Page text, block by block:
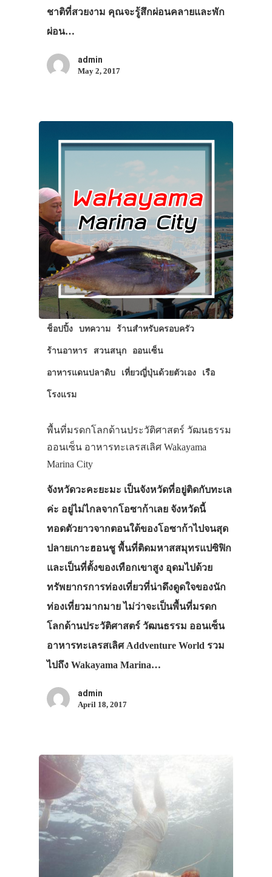
ชาติที่สวยงาม คุณจะรู้สึกผ่อนคลายและพัก
ผ่อน…
admin
May 2, 2017
ช็อปปิ้ง บทความ ร้านสำหรับครอบครัว
ร้านอาหาร สวนสนุก ออนเซ็น
อาหารแดนปลาดิบ เที่ยวญี่ปุ่นด้วยตัวเอง เรือ
โรงแรม
พื้นที่มรดกโลกด้านประวัติศาสตร์ วัฒนธรรม
ออนเซ็น อาหารทะเลรสเลิศ Wakayama
Marina City
จังหวัดวะคะยะมะ เป็นจังหวัดที่อยู่ติดกับทะเล
ค่ะ อยู่ไม่ไกลจากโอซาก้าเลย จังหวัดนี้
ทอดตัวยาวจากตอนใต้ของโอซาก้าไปจนสุด
ปลายเกาะฮอนชู พื้นที่ติดมหาสสมุทรแปซิฟิก
และเป็นที่ตั้งของเทือกเขาสูง อุดมไปด้วย
ทรัพยากรการท่องเที่ยวที่น่าดึงดูดใจของนัก
ท่องเที่ยวมากมาย ไม่ว่าจะเป็นพื้นที่มรดก
โลกด้านประวัติศาสตร์ วัฒนธรรม ออนเซ็น
อาหารทะเลรสเลิศ Addventure World รวม
ไปถึง Wakayama Marina…
admin
April 18, 2017